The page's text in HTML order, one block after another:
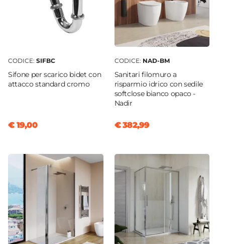
CODICE: SIFBC
Sifone per scarico bidet con
attacco standard cromo
€ 19,00
CODICE: NAD-BM
Sanitari filomuro a
risparmio idrico con sedile
softclose bianco opaco -
Nadir
€ 382,99